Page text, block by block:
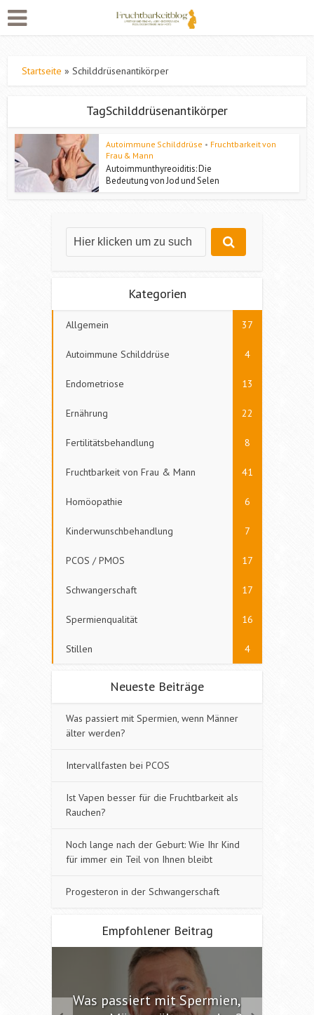
Startseite »Schilddrüsenantikörper
TagSchilddrüsenantikörper
Autoimmune Schilddrüse • Fruchtbarkeit von
Frau & Mann
Autoimmunthyreoiditis: Die
Bedeutung von Jod und Selen
Kategorien
Allgemein 37
Autoimmune Schilddrüse 4
Endometriose 13
Ernährung 22
Fertilitätsbehandlung 8
Fruchtbarkeit von Frau & Mann 41
Homöopathie 6
Kinderwunschbehandlung 7
PCOS / PMOS 17
Schwangerschaft 17
Spermienqualität 16
Stillen 4
Neueste Beiträge
Was passiert mit Spermien, wenn Männer
älter werden?
Intervallfasten bei PCOS
Ist Vapen besser für die Fruchtbarkeit als
Rauchen?
Noch lange nach der Geburt: Wie Ihr Kind
für immer ein Teil von Ihnen bleibt
Progesteron in der Schwangerschaft
Empfohlener Beitrag
Was passiert mit Spermien,